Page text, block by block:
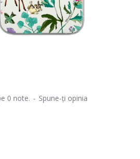
0 note. - Spune-ţi opinia